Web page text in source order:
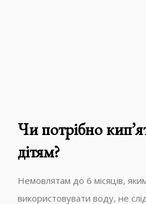
Чи потрібно
дітям?
Немовлятам до 6 місяців,
використовувати воду, не